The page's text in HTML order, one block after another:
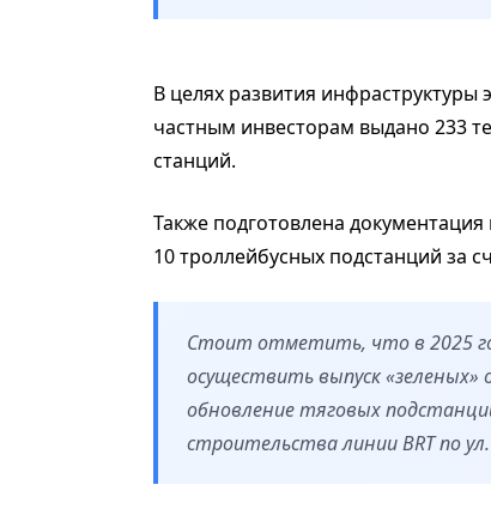
В целях развития инфраструктуры
частным инвесторам выдано 233
станций.
Также подготовлена
10 троллейбусных подстанций за
Стоит отметить, что в 2025
осуществить выпуск «зеленых»
обновление тяговых
строительства линии BRT по